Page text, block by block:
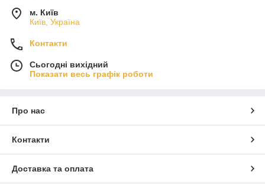
м. Київ
Київ, Україна
Контакти
Сьогодні вихідний
Показати весь графік роботи
Про нас
Контакти
Доставка та оплата